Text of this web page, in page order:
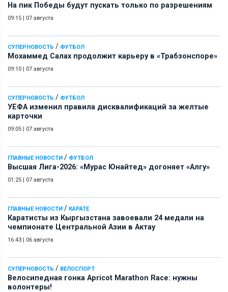
На пик Победы будут пускать только по разрешениям
09:15 | 07 августа
СУПЕРНОВОСТЬ / ФУТБОЛ
Мохаммед Салах продолжит карьеру в «Трабзонспоре»
09:10 | 07 августа
СУПЕРНОВОСТЬ / ФУТБОЛ
УЕФА изменил правила дисквалификаций за желтые
карточки
09:05 | 07 августа
ГЛАВНЫЕ НОВОСТИ / ФУТБОЛ
Высшая Лига-2026: «Мурас Юнайтед» догоняет «Алгу»
01:25 | 07 августа
ГЛАВНЫЕ НОВОСТИ / КАРАТЕ
Каратисты из Кыргызстана завоевали 24 медали на
чемпионате Центральной Азии в Актау
16:43 | 06 августа
СУПЕРНОВОСТЬ / ВЕЛОСПОРТ
Велосипедная гонка Apricot Marathon Race: нужны
волонтеры!